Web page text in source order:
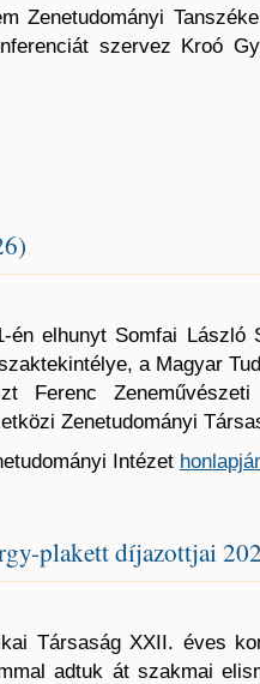
Zenetudományi
szervez Kroó
én elhunyt Somfai László
a Magyar
Ferenc Zeneművészeti
Zenetudományi
Intézet
plakett díjazottjai
Társaság XXII. éves
adtuk át szakmai